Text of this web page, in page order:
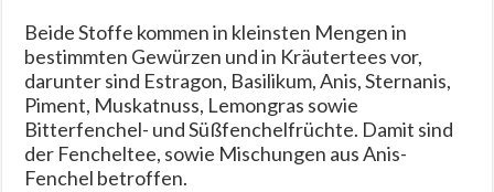
Beide Stoffe kommen in kleinsten Mengen in
bestimmten Gewürzen und in Kräutertees vor,
darunter sind Estragon, Basilikum, Anis, Sternanis,
Piment, Muskatnuss, Lemongras sowie
Bitterfenchel- und Süßfenchelfrüchte. Damit sind
der Fencheltee, sowie Mischungen aus Anis-
Fenchel betroffen.